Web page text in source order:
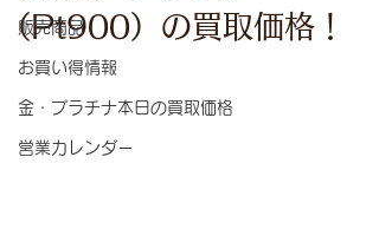
販売商品
お買い得情報
金・プラチナ本日の買取価格
営業カレンダー
（Pt900）の買取価格！